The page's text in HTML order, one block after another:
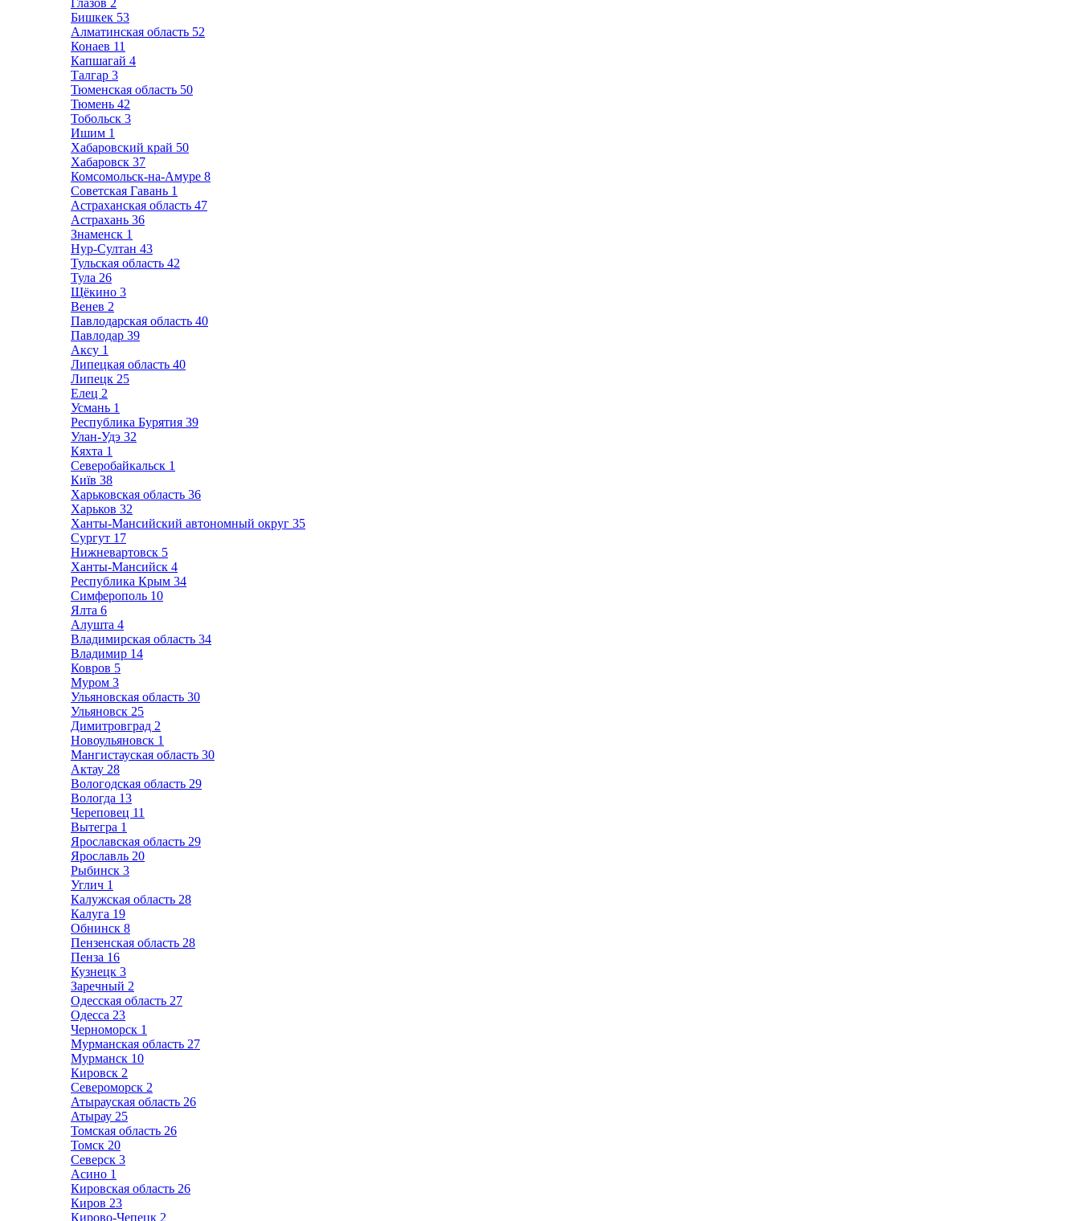
Глазов 2
Бишкек 53
Алматинская область 52
Конаев 11
Капшагай 4
Талгар 3
Тюменская область 50
Тюмень 42
Тобольск 3
Ишим 1
Хабаровский край 50
Хабаровск 37
Комсомольск-на-Амуре 8
Советская Гавань 1
Астраханская область 47
Астрахань 36
Знаменск 1
Нур-Султан 43
Тульская область 42
Тула 26
Щёкино 3
Венев 2
Павлодарская область 40
Павлодар 39
Аксу 1
Липецкая область 40
Липецк 25
Елец 2
Усмань 1
Республика Бурятия 39
Улан-Удэ 32
Кяхта 1
Северобайкальск 1
Київ 38
Харьковская область 36
Харьков 32
Ханты-Мансийский автономный округ 35
Сургут 17
Нижневартовск 5
Ханты-Мансийск 4
Республика Крым 34
Симферополь 10
Ялта 6
Алушта 4
Владимирская область 34
Владимир 14
Ковров 5
Муром 3
Ульяновская область 30
Ульяновск 25
Димитровград 2
Новоульяновск 1
Мангистауская область 30
Актау 28
Вологодская область 29
Вологда 13
Череповец 11
Вытегра 1
Ярославская область 29
Ярославль 20
Рыбинск 3
Углич 1
Калужская область 28
Калуга 19
Обнинск 8
Пензенская область 28
Пенза 16
Кузнецк 3
Заречный 2
Одесская область 27
Одесса 23
Черноморск 1
Мурманская область 27
Мурманск 10
Кировск 2
Североморск 2
Атырауская область 26
Атырау 25
Томская область 26
Томск 20
Северск 3
Асино 1
Кировская область 26
Киров 23
Кирово-Чепецк 2